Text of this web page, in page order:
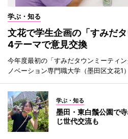
学ぶ・知る
文花で学生企画の「すみだ
4テーマで意見交換
今年度最初の「すみだタウンミーティ
ノベーション専門職大学（墨田区文花1
学ぶ・知る
墨田・東白鬚公園で
じ世代交流も